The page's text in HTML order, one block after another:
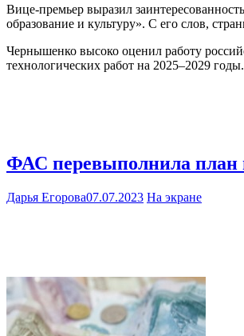
Вице-премьер выразил
образование и культуру». С его слов,
Чернышенко высоко оценил работу
технологических работ на 2025–2029 годы.
ФАС перевыполнила план
Дарья Егорова07.07.2023 На экране